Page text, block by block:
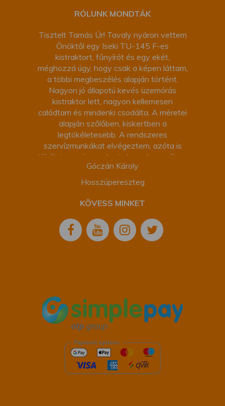
RÓLUNK MONDTÁK
Tisztelt Tamás Úr! Tavaly nyáron vettem
Önöktől egy Iseki TU-145 F-es
kistraktort, fűnyírót és egy ekét,
méghozzá úgy, hogy csak a képen láttam,
a többi megbeszélés alapján történt.
Nagyon jó állapotú kevés üzemórás
kistraktor lett, nagyon kellemesen
calódtam és mindenki csodálta. A méretei
alapján szőlőben, kiskertben a
legtökéletesebb. A rendszeres
szervízmunkákat elvégeztem, azóta is
tökéletesen üzemel, mindenre használom,
amire egy falusi háznál lehet. A fűnyírót
most teszteltük kukorica szárzúzásra,
munkája! A gép vásárlásakor és azóta is
segítőkész hozzáállást tapasztaltam, a
rendelések is pontosan megérkeztek,
Góczán Károly
Hosszúpereszteg
KÖVESS MINKET